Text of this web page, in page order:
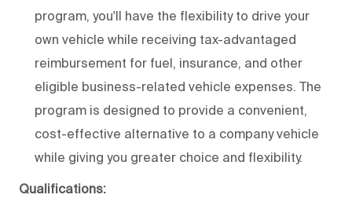
program, you'll have the flexibility to drive your
own vehicle while receiving tax-advantaged
reimbursement for fuel, insurance, and other
eligible business-related vehicle expenses. The
program is designed to provide a convenient,
cost-effective alternative to a company vehicle
while giving you greater choice and flexibility.
Qualifications: